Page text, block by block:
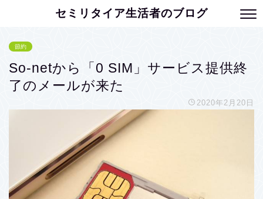
セミリタイア生活者のブログ
節約
So-netから「0 SIM」サービス提供終
了のメールが来た
2020年2月20日